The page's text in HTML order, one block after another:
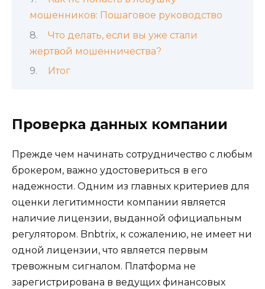
мошенников: Пошаговое руководство
Что делать, если вы уже стали
жертвой мошенничества?
Итог
Проверка данных компании
Прежде чем начинать сотрудничество с любым
брокером, важно удостовериться в его
надежности. Одним из главных критериев для
оценки легитимности компании является
наличие лицензии, выданной официальным
регулятором. Bnbtrix, к сожалению, не имеет ни
одной лицензии, что является первым
тревожным сигналом. Платформа не
зарегистрирована в ведущих финансовых